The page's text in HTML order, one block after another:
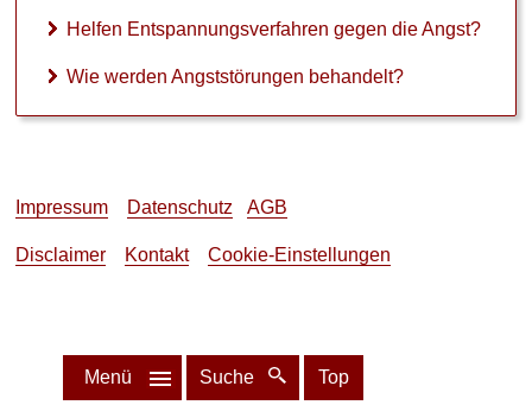
Helfen Entspannungsverfahren gegen die Angst?
Wie werden Angststörungen behandelt?
Impressum Datenschutz AGB
Disclaimer Kontakt Cookie-Einstellungen
Laborwerte
►
Menü Suche Top